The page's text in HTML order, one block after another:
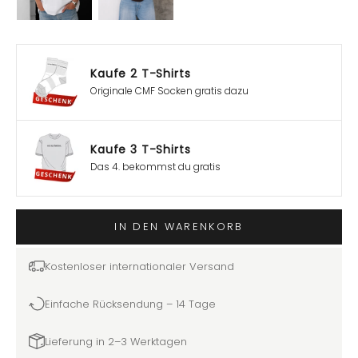
Kaufe 2 T-Shirts
Originale CMF Socken gratis dazu
Kaufe 3 T-Shirts
Das 4. bekommst du gratis
IN DEN WARENKORB
Kostenloser internationaler Versand
Einfache Rücksendung – 14 Tage
Lieferung in 2–3 Werktagen